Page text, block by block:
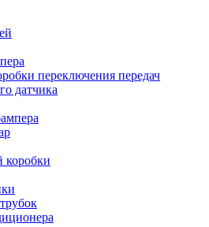
переключения передач
датчика
коробки